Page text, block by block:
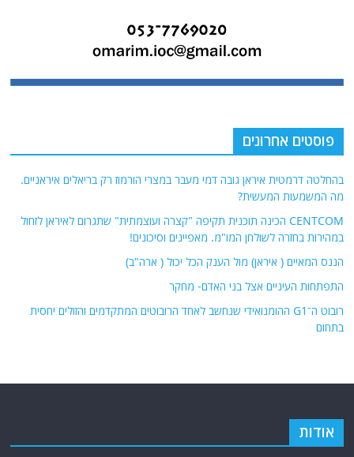
פוסטים אחרונים
בהחלטה דרמטית איראן גובה דמי מעבר במצרי הורמוז רק בריאלים איראניים.
מה המשמעות המעשית?
CENTCOM הכינה תוכנית תקיפה "קצרה ועוצמתית" שתגרום לאיראן לזחול
במהירות בחזרה לשולחן המו"מ. מאפיינים וסיכונים!
הננס המאיים ( איראן) מול הענק הכל יכול ( ארה"ב)
התפתחות העיניים אצל בני האדם- מחקר
רובוט ה־G1 ההומנואידי שנחשב לאחד הרובוטים המתקדמים והזולים יחסית
בתחום
אודות